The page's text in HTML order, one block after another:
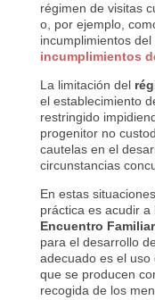
régimen de visitas
o, por ejemplo,
incumplimientos
incumplimientos
La limitación del
el establecimiento
restringido
progenitor no
cautelas en el
circunstancias
En estas
práctica es acudir a
Encuentro Familiar
para el desarrollo
adecuado es el uso
que se producen
recogida de los